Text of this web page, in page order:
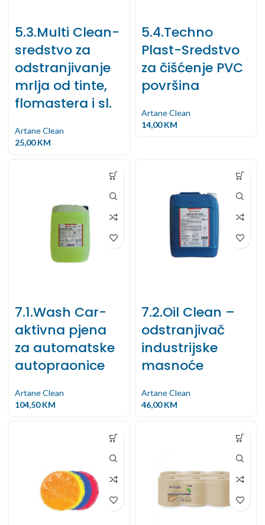
5.3.Multi Clean-
sredstvo za
odstranjivanje
mrlja od tinte,
flomastera i sl.
Artane Clean
25,00KM
5.4.Techno
Plast-Sredstvo
za čišćenje PVC
površina
Artane Clean
14,00KM
7.1.Wash Car-
aktivna pjena
za automatske
autopraonice
Artane Clean
104,50KM
7.2.Oil Clean –
odstranjivač
industrijske
masnoće
Artane Clean
46,00KM